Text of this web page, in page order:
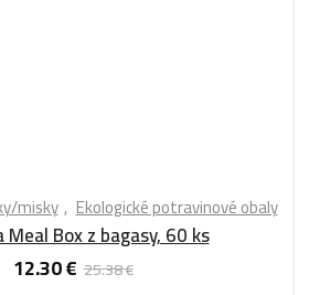
misky Ekologické potravinové obaly
Meal Box z bagasy, 60 ks
25.38€
12.30€